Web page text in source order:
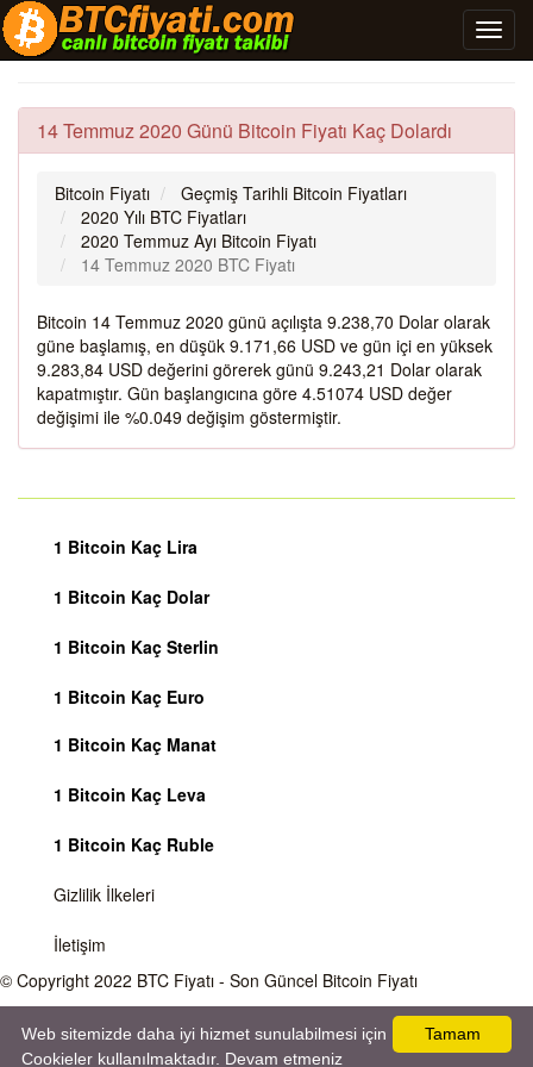
14 Temmuz 2020 Günü Bitcoin Fiyatı Kaç Dolardı
Bitcoin Fiyatı
Geçmiş Tarihli Bitcoin Fiyatları
2020 Yılı BTC Fiyatları
2020 Temmuz Ayı Bitcoin Fiyatı
14 Temmuz 2020 BTC Fiyatı
Bitcoin 14 Temmuz 2020 günü açılışta 9.238,70 Dolar olarak
güne başlamış, en düşük 9.171,66 USD ve gün içi en yüksek
9.283,84 USD değerini görerek günü 9.243,21 Dolar olarak
kapatmıştır. Gün başlangıcına göre 4.51074 USD değer
değişimi ile %0.049 değişim göstermiştir.
1 Bitcoin Kaç Lira
1 Bitcoin Kaç Dolar
1 Bitcoin Kaç Sterlin
1 Bitcoin Kaç Euro
1 Bitcoin Kaç Manat
1 Bitcoin Kaç Leva
1 Bitcoin Kaç Ruble
Gizlilik İlkeleri
İletişim
© Copyright 2022 BTC Fiyatı - Son Güncel Bitcoin Fiyatı
Bitcoin fiyatı sürekli olarak değişmektedir, 7 gün 24 saat kripto para piyasaları
aktiftir. Sitemiz sadece bilgilendirme amacı gütmektedir, herhangi bir kripto paraya
Tamam
Web sitemizde daha iyi hizmet sunulabilmesi için
Cookieler kullanılmaktadır. Devam etmeniz